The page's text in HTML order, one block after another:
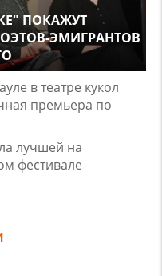
ПОКАЖУТ
ЭМИГРАНТОВ
в театре кукол
премьера по
лучшей на
фестивале